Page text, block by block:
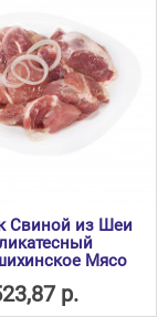
Свиной из Шеи
Мясо
р.